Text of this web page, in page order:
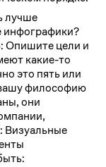
лучше
инфографики?
Опишите цели и
какие-то
это пять или
философию
они